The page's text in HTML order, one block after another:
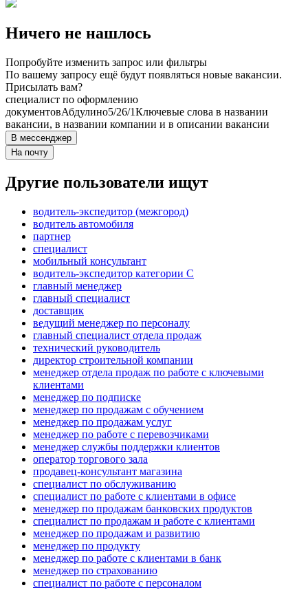
Ничего не нашлось
Попробуйте изменить запрос или фильтры
По вашему запросу ещё будут появляться новые вакансии.
Присылать вам?
специалист по оформлению
документовАбдулино5/26/1Ключевые слова в названии
вакансии, в названии компании и в описании вакансии
В мессенджер
На почту
Другие пользователи ищут
водитель-экспедитор (межгород)
водитель автомобиля
партнер
специалист
мобильный консультант
водитель-экспедитор категории C
главный менеджер
главный специалист
доставщик
ведущий менеджер по персоналу
главный специалист отдела продаж
технический руководитель
директор строительной компании
менеджер отдела продаж по работе с ключевыми
клиентами
менеджер по подписке
менеджер по продажам с обучением
менеджер по продажам услуг
менеджер по работе с перевозчиками
менеджер службы поддержки клиентов
оператор торгового зала
продавец-консультант магазина
специалист по обслуживанию
специалист по работе с клиентами в офисе
менеджер по продажам банковских продуктов
специалист по продажам и работе с клиентами
менеджер по продажам и развитию
менеджер по продукту
менеджер по работе с клиентами в банк
менеджер по страхованию
специалист по работе с персоналом